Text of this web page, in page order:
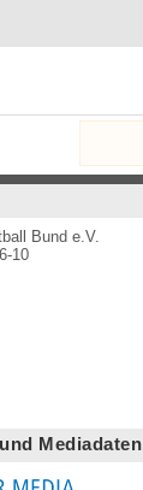
Bund e.V.
10
Mediadaten